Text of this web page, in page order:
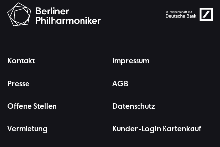
Kontakt
Presse
Offene Stellen
Vermietung
Impressum
AGB
Datenschutz
Kunden-Login Kartenkauf